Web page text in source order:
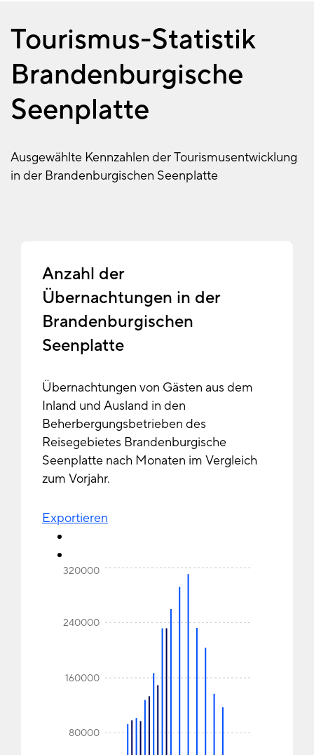
Tourismus-Statistik
Brandenburgische
Seenplatte
Ausgewählte Kennzahlen der Tourismusentwicklung
in der Brandenburgischen Seenplatte
Anzahl der
Übernachtungen in der
Brandenburgischen
Seenplatte
Übernachtungen von Gästen aus dem
Inland und Ausland in den
Beherbergungsbetrieben des
Reisegebietes Brandenburgische
Seenplatte nach Monaten im Vergleich
zum Vorjahr.
Exportieren
80000
160000
240000
320000